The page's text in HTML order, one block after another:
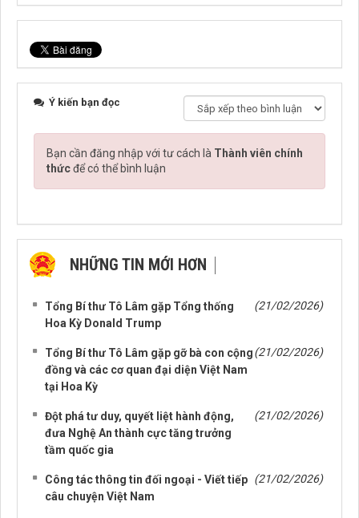
Ý kiến bạn đọc
Bạn cần đăng nhập với tư cách là Thành viên chính
thứcđể có thể bình luận
NHỮNG TIN MỚI HƠN
Tổng Bí thư Tô Lâm gặp Tổng thống
Hoa Kỳ Donald Trump
(21/02/2026)
Tổng Bí thư Tô Lâm gặp gỡ bà con cộng
đồng và các cơ quan đại diện Việt Nam
tại Hoa Kỳ
(21/02/2026)
Đột phá tư duy, quyết liệt hành động,
đưa Nghệ An thành cực tăng trưởng
tầm quốc gia
(21/02/2026)
Công tác thông tin đối ngoại - Viết tiếp
câu chuyện Việt Nam
(21/02/2026)